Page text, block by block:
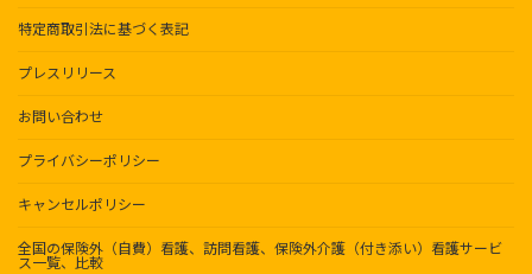
特定商取引法に基づく表記
プレスリリース
お問い合わせ
プライバシーポリシー
キャンセルポリシー
全国の保険外（自費）看護、訪問看護、保険外介護（付き添い）看護サービ
ス一覧、比較